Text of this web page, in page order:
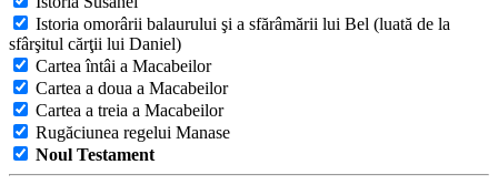
Istoria omorârii balaurului şi a sfărâmării lui Bel (luată de la
sfârşitul cărţii lui Daniel)
Cartea întâi a Macabeilor
Cartea a doua a Macabeilor
Cartea a treia a Macabeilor
Rugăciunea regelui Manase
Noul Testament